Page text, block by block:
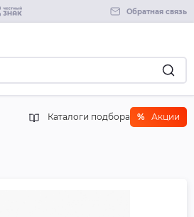
Обратная связь
Каталоги подбора % Акции